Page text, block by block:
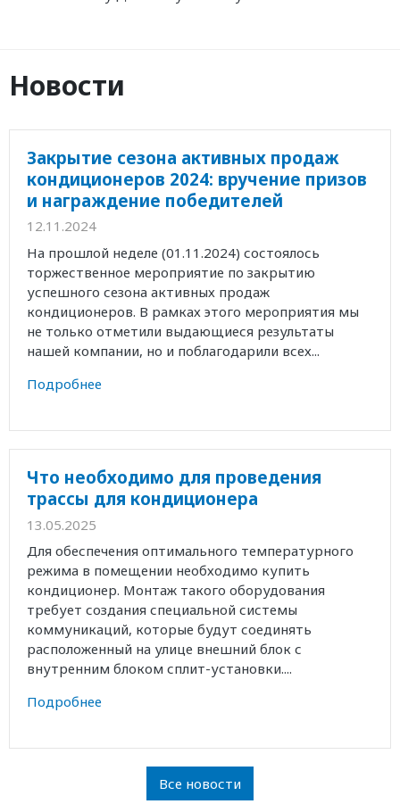
Новости
Закрытие сезона активных продаж
кондиционеров 2024: вручение призов
и награждение победителей
12.11.2024
На прошлой неделе (01.11.2024) состоялось
торжественное мероприятие по закрытию
успешного сезона активных продаж
кондиционеров. В рамках этого мероприятия мы
не только отметили выдающиеся результаты
нашей компании, но и поблагодарили всех...
Подробнее
Что необходимо для проведения
трассы для кондиционера
13.05.2025
Для обеспечения оптимального температурного
режима в помещении необходимо купить
кондиционер. Монтаж такого оборудования
требует создания специальной системы
коммуникаций, которые будут соединять
расположенный на улице внешний блок с
внутренним блоком сплит-установки....
Подробнее
Все новости